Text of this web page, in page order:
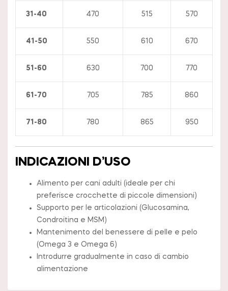
31-40 470 515 570
41-50 550 610 670
51-60 630 700 770
61-70 705 785 860
71-80 780 865 950
INDICAZIONI D’USO
Alimento per cani adulti (ideale per chi
preferisce crocchette di piccole dimensioni)
Supporto per le articolazioni (Glucosamina,
Condroitina e MSM)
Mantenimento del benessere di pelle e pelo
(Omega 3 e Omega 6)
Introdurre gradualmente in caso di cambio
alimentazione